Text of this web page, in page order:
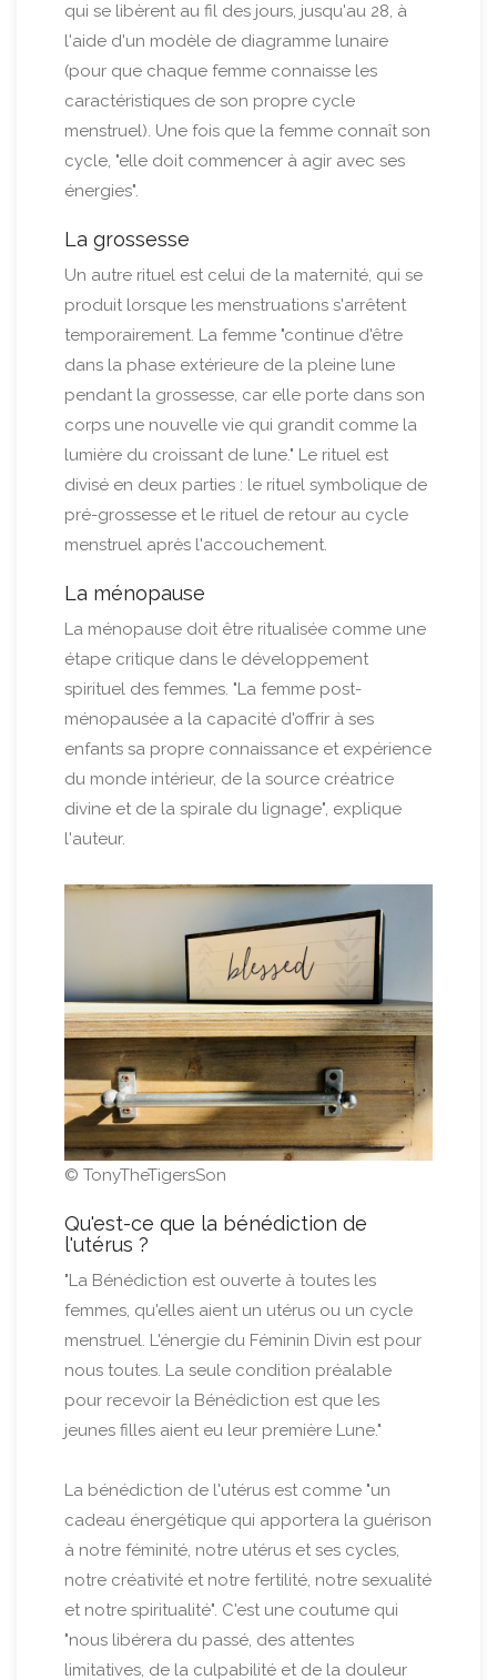
qui se libèrent au fil des jours, jusqu'au 28, à
l'aide d'un modèle de diagramme lunaire
(pour que chaque femme connaisse les
caractéristiques de son propre cycle
menstruel). Une fois que la femme connaît son
cycle, "elle doit commencer à agir avec ses
énergies".
La grossesse
Un autre rituel est celui de la maternité, qui se
produit lorsque les menstruations s'arrêtent
temporairement. La femme "continue d'être
dans la phase extérieure de la pleine lune
pendant la grossesse, car elle porte dans son
corps une nouvelle vie qui grandit comme la
lumière du croissant de lune." Le rituel est
divisé en deux parties : le rituel symbolique de
pré-grossesse et le rituel de retour au cycle
menstruel après l'accouchement.
La ménopause
La ménopause doit être ritualisée comme une
étape critique dans le développement
spirituel des femmes. "La femme post-
ménopausée a la capacité d'offrir à ses
enfants sa propre connaissance et expérience
du monde intérieur, de la source créatrice
divine et de la spirale du lignage", explique
l'auteur.
© TonyTheTigersSon
Qu'est-ce que la bénédiction de
l'utérus ?
"La Bénédiction est ouverte à toutes les
femmes, qu'elles aient un utérus ou un cycle
menstruel. L'énergie du Féminin Divin est pour
nous toutes. La seule condition préalable
pour recevoir la Bénédiction est que les
jeunes filles aient eu leur première Lune."
La bénédiction de l'utérus est comme "un
cadeau énergétique qui apportera la guérison
à notre féminité, notre utérus et ses cycles,
notre créativité et notre fertilité, notre sexualité
et notre spiritualité". C'est une coutume qui
"nous libérera du passé, des attentes
limitatives, de la culpabilité et de la douleur